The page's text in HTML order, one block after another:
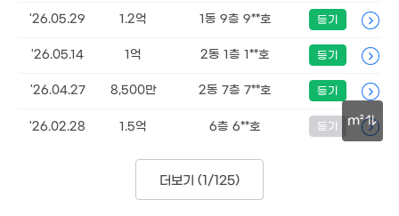
m²
'26.05.29 1.2억 1동 9층 9**호 등기
'26.05.14 1억 2동 1층 1**호 등기
'26.04.27 8,500만 2동 7층 7**호 등기
'26.02.28 1.5억 6층 6**호 등기
더보기 (1/125)